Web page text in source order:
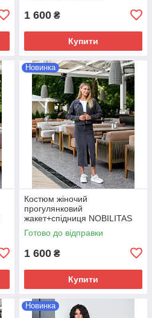
1 600 ₴
Купити
Новинка
Костюм жіночий
прогулянковий
жакет+спiдниця NOBILITAS
42-52 графiтового кольору
Готово до відправки
1 600 ₴
Купити
Новинка